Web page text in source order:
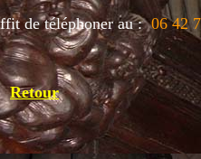
de téléphoner au : 06 42
Retour